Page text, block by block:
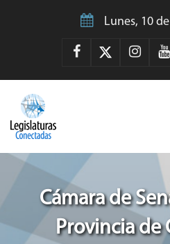
Lunes, 10
Cámara de
Provincia de